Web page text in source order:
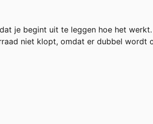
je begint uit te leggen hoe het werkt.
niet klopt, omdat er dubbel wordt